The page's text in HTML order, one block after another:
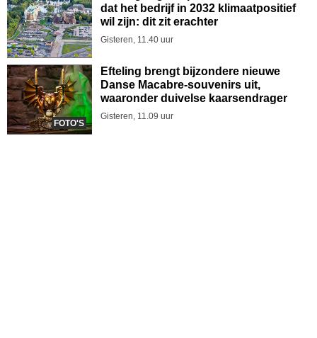
dat het bedrijf in 2032 klimaatpositief
wil zijn: dit zit erachter
Gisteren, 11.40 uur
FOTO'S
Efteling brengt bijzondere nieuwe
Danse Macabre-souvenirs uit,
waaronder duivelse kaarsendrager
Gisteren, 11.09 uur